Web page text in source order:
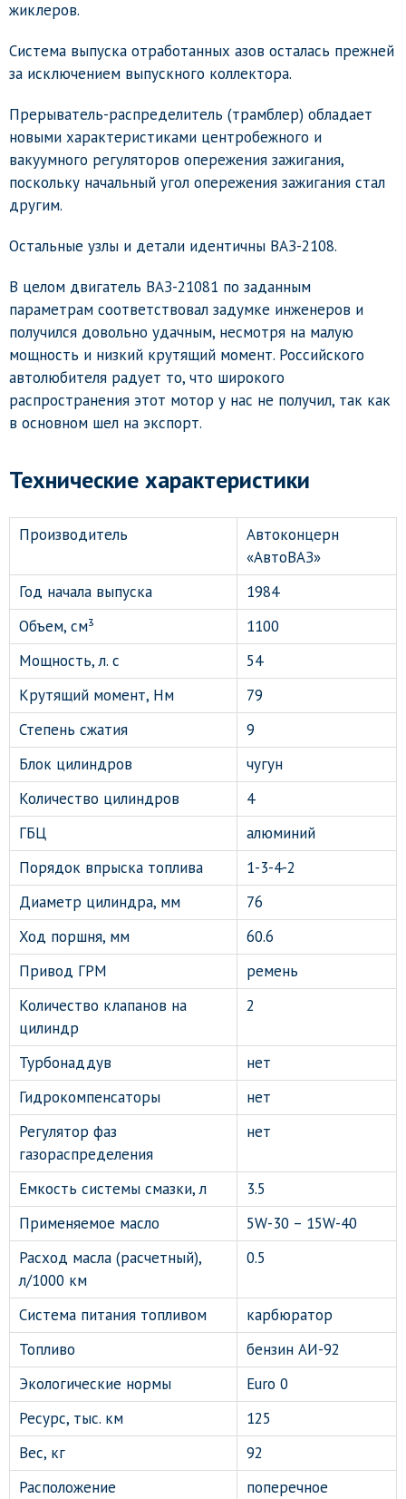
жиклеров.
Система выпуска отработанных азов осталась прежней
за исключением выпускного коллектора.
Прерыватель-распределитель (трамблер) обладает
новыми характеристиками центробежного и
вакуумного регуляторов опережения зажигания,
поскольку начальный угол опережения зажигания стал
другим.
Остальные узлы и детали идентичны ВАЗ-2108.
В целом двигатель ВАЗ-21081 по заданным
параметрам соответствовал задумке инженеров и
получился довольно удачным, несмотря на малую
мощность и низкий крутящий момент. Российского
автолюбителя радует то, что широкого
распространения этот мотор у нас не получил, так как
в основном шел на экспорт.
Технические характеристики
Производитель
Автоконцерн
«АвтоВАЗ»
Год начала выпуска
1984
Объем, см³
1100
Мощность, л. с
54
Крутящий момент, Нм
79
Степень сжатия
9
Блок цилиндров
чугун
Количество цилиндров
4
ГБЦ
алюминий
Порядок впрыска топлива
1-3-4-2
Диаметр цилиндра, мм
76
Ход поршня, мм
60.6
Привод ГРМ
ремень
Количество клапанов на
цилиндр
2
Турбонаддув
нет
Гидрокомпенсаторы
нет
Регулятор фаз
газораспределения
нет
Емкость системы смазки, л
3.5
Применяемое масло
5W-30 – 15W-40
Расход масла (расчетный),
л/1000 км
0.5
Система питания топливом
карбюратор
Топливо
бензин АИ-92
Экологические нормы
Euro 0
Ресурс, тыс. км
125
Вес, кг
92
Расположение
поперечное